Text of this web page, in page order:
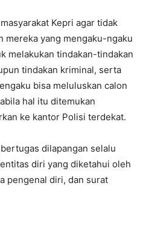
Kepri agar tidak
mereka yang mengaku-ngaku
melakukan tindakan-tindakan
tindakan kriminal, serta
bisa meluluskan calon
hal itu ditemukan
ke kantor Polisi terdekat.
dilapangan selalu
diri yang diketahui oleh
pengenal diri, dan surat